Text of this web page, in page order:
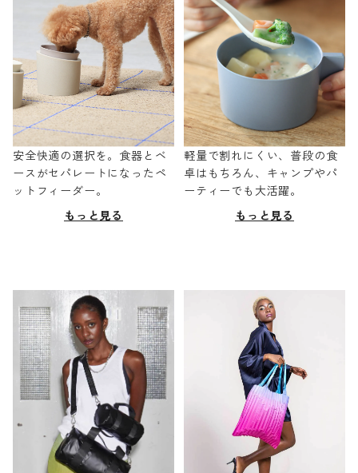
安全快適の選択を。食器とベ
ースがセパレートになったペ
ットフィーダー。
もっと見る
軽量で割れにくい、普段の食
卓はもちろん、キャンプやパ
ーティーでも大活躍。
もっと見る